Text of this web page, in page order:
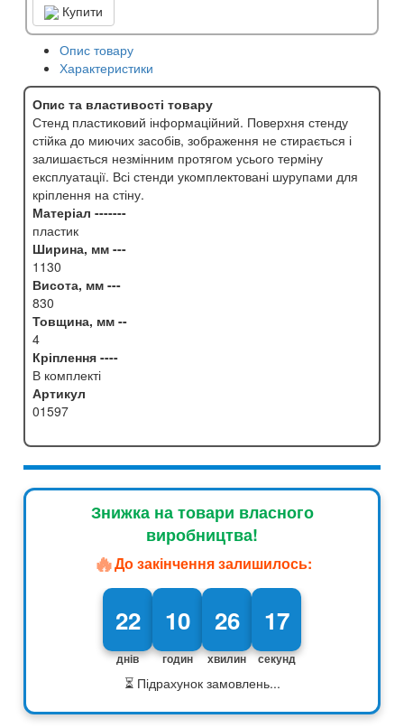
Купити
Опис товару
Характеристики
Опис та властивості товару
Стенд пластиковий інформаційний. Поверхня стенду
стійка до миючих засобів, зображення не стирається і
залишається незмінним протягом усього терміну
експлуатації. Всі стенди укомплектовані шурупами для
кріплення на стіну.
Матеріал -------
пластик
Ширина, мм ---
1130
Висота, мм ---
830
Товщина, мм --
4
Кріплення ----
В комплекті
Артикул
01597
Знижка на товари власного
виробництва!
🔥До закінчення залишилось:
22
днів
10
годин
26
хвилин
16
секунд
⏳ Підрахунок замовлень...